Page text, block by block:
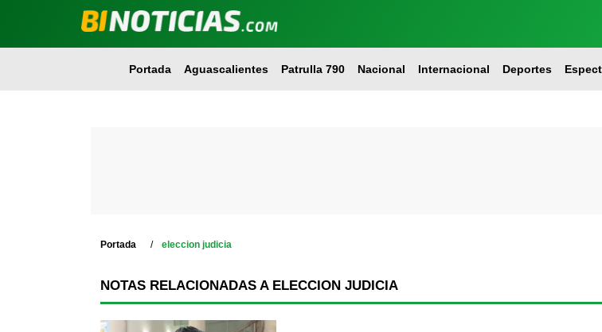
Portada Aguascalientes Patrulla 790 Nacional Internacional Deportes
Portada eleccion judicia
NOTAS RELACIONADAS A ELECCION JUDICIA